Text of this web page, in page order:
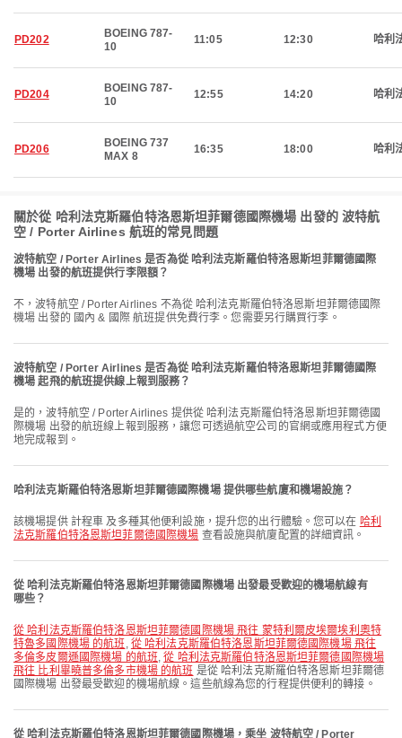
PD202
BOEING 787-
10
11:05 12:30 哈利
PD204
BOEING 787-
10
12:55 14:20 哈利
PD206
BOEING 737
MAX 8
16:35 18:00 哈利
關於從 哈利法克斯羅伯特洛恩斯坦菲爾德國際機場 出發的 波特航
空 / Porter Airlines 航班的常見問題
波特航空 / Porter Airlines 是否為從 哈利法克斯羅伯特洛恩斯坦菲爾德國際
機場 出發的航班提供行李限額？
不，波特航空 / Porter Airlines 不為從 哈利法克斯羅伯特洛恩斯坦菲爾德國際
機場 出發的 國內 & 國際 航班提供免費行李。您需要另行購買行李。
波特航空 / Porter Airlines 是否為從 哈利法克斯羅伯特洛恩斯坦菲爾德國際
機場 起飛的航班提供線上報到服務？
是的，波特航空 / Porter Airlines 提供從 哈利法克斯羅伯特洛恩斯坦菲爾德國
際機場 出發的航班線上報到服務，讓您可透過航空公司的官網或應用程式方便
地完成報到。
哈利法克斯羅伯特洛恩斯坦菲爾德國際機場 提供哪些航廈和機場設施？
該機場提供 計程車 及多種其他便利設施，提升您的出行體驗。您可以在 哈利
法克斯羅伯特洛恩斯坦菲爾德國際機場 查看設施與航廈配置的詳細資訊。
從 哈利法克斯羅伯特洛恩斯坦菲爾德國際機場 出發最受歡迎的機場航線有
哪些？
從 哈利法克斯羅伯特洛恩斯坦菲爾德國際機場 飛往 蒙特利爾皮埃爾埃利奧特
特魯多國際機場 的航班 , 從 哈利法克斯羅伯特洛恩斯坦菲爾德國際機場 飛往
多倫多皮爾遜國際機場 的航班,從 哈利法克斯羅伯特洛恩斯坦菲爾德國際機場
飛往 比利畢曉普多倫多市機場 的航班 是從 哈利法克斯羅伯特洛恩斯坦菲爾德
國際機場 出發最受歡迎的機場航線。這些航線為您的行程提供便利的轉接。
從 哈利法克斯羅伯特洛恩斯坦菲爾德國際機場，乘坐 波特航空 / Porter